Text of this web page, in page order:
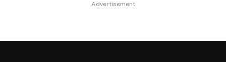
Advertisement